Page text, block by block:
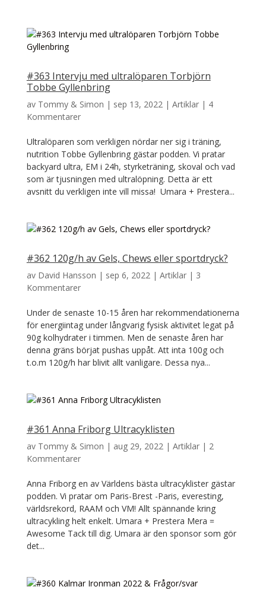
#363 Intervju med ultralöparen Torbjörn
Tobbe Gyllenbring
av Tommy & Simon | sep 13, 2022| Artiklar| 4
Kommentarer
Ultralöparen som verkligen nördar ner sig i träning,
nutrition Tobbe Gyllenbring gästar podden. Vi pratar
backyard ultra, EM i 24h, styrketräning, skoval och vad
som är tjusningen med ultralöpning. Detta är ett
avsnitt du verkligen inte vill missa! Umara + Prestera...
#362 120g/h av Gels, Chews eller sportdryck?
av David Hansson | sep 6, 2022| Artiklar| 3
Kommentarer
Under de senaste 10-15 åren har rekommendationerna
för energiintag under långvarig fysisk aktivitet legat på
90g kolhydrater i timmen. Men de senaste åren har
denna gräns börjat pushas uppåt. Att inta 100g och
t.o.m 120g/h har blivit allt vanligare. Dessa nya...
#361 Anna Friborg Ultracyklisten
av Tommy & Simon | aug 29, 2022| Artiklar| 2
Kommentarer
Anna Friborg en av Världens bästa ultracyklister gästar
podden. Vi pratar om Paris-Brest -Paris, everesting,
världsrekord, RAAM och VM! Allt spännande kring
ultracykling helt enkelt. Umara + Prestera Mera =
Awesome Tack till dig. Umara är den sponsor som gör
det...